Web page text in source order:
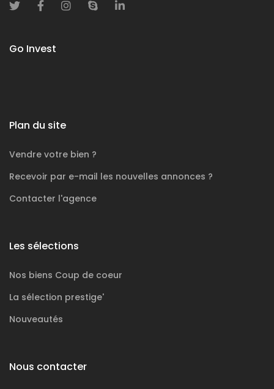
Go Invest
Plan du site
Vendre votre bien ?
Recevoir par e-mail les nouvelles annonces ?
Contacter l'agence
Les sélections
Nos biens Coup de coeur
La sélection prestige'
Nouveautés
Nous contacter